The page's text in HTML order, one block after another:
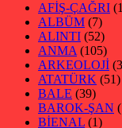
AFİŞ-ÇAĞRI
ALBÜM (7)
ALINTI (52)
ANMA (105)
ARKEOLOJİ
ATATÜRK (51)
BALE (39)
BAROK-ŞAN
BİENAL (1)